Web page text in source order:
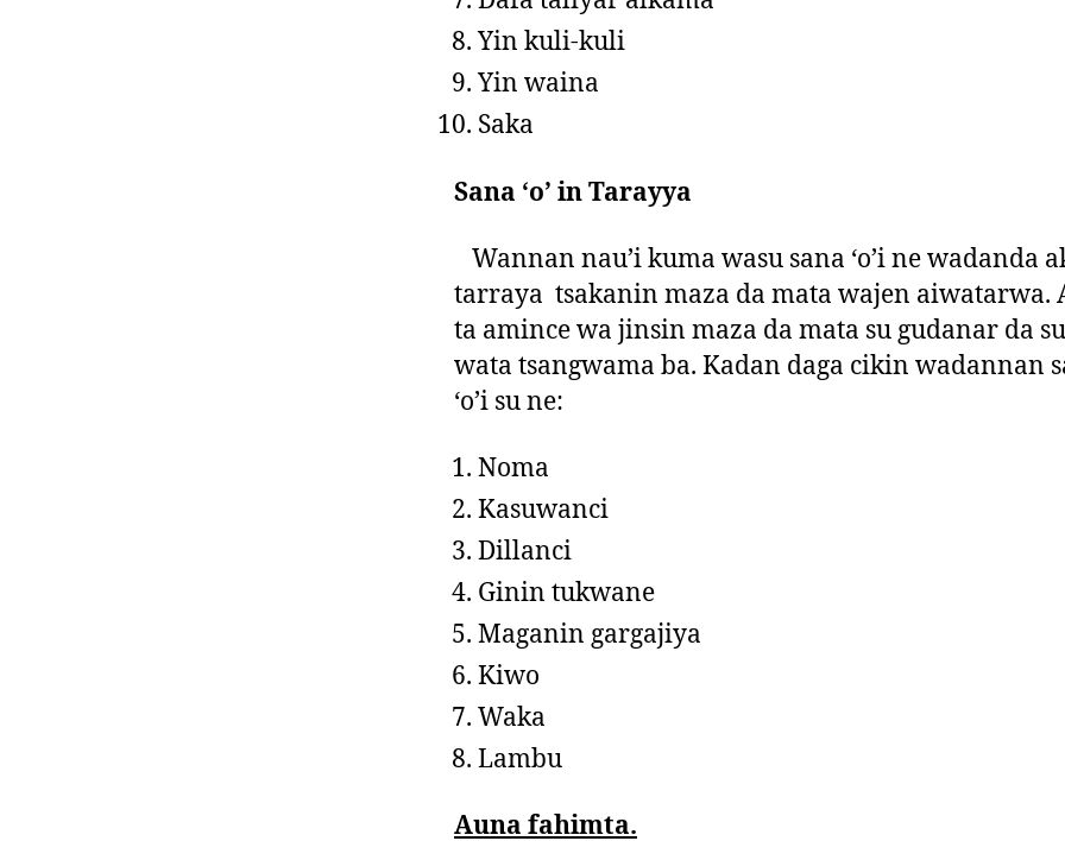
Yin kuli-kuli
Yin waina
Saka
Sana ‘o’ in Tarayya
Wannan nau’i kuma wasu sana ‘o’i ne wadanda
tarraya tsakanin maza da mata wajen aiwatarwa.
ta amince wa jinsin maza da mata su gudanar da
wata tsangwama ba. Kadan daga cikin wadannan
‘o’i su ne:
Noma
Kasuwanci
Dillanci
Ginin tukwane
Maganin gargajiya
Kiwo
Waka
Lambu
Auna fahimta.